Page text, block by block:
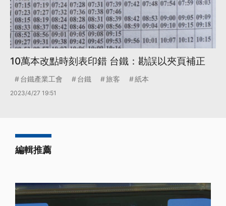
10萬本改點時刻表印錯 台鐵：勘誤以夾頁補正
台鐵產業工會 台鐵 旅客 紙本
2023/4/27 19:51
編輯推薦